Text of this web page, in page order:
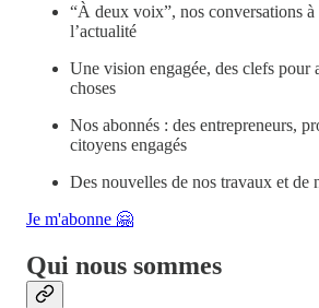
“À deux voix”, nos conversations à
l’actualité
Une vision engagée, des clefs pour
choses
Nos abonnés : des entrepreneurs,
citoyens engagés
Des nouvelles de nos travaux et de
Je m'abonne 🤗
Qui nous sommes